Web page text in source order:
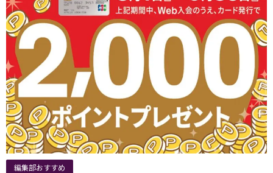
編集部おすすめ